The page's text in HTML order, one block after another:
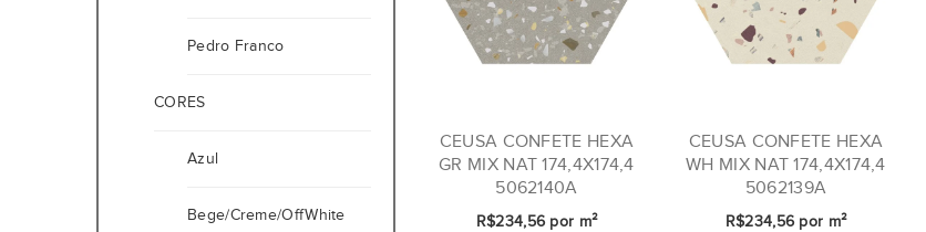
Pedro Franco
CORES
Azul
Bege/Creme/OffWhite
CEUSA CONFETE HEXA
GR MIX NAT 174,4X174,4
5062140A
R$234,56 por m²
CEUSA CONFETE HEXA
WH MIX NAT 174,4X174,4
5062139A
R$234,56 por m²